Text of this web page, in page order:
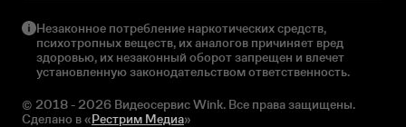
Незаконное потребление наркотических средств,
психотропных веществ, их аналогов причиняет вред
здоровью, их незаконный оборот запрещен и влечет
установленную законодательством ответственность.
© 2018 - 2026 Видеосервис Wink. Все права защищены.
Сделано в «Рестрим Медиа»